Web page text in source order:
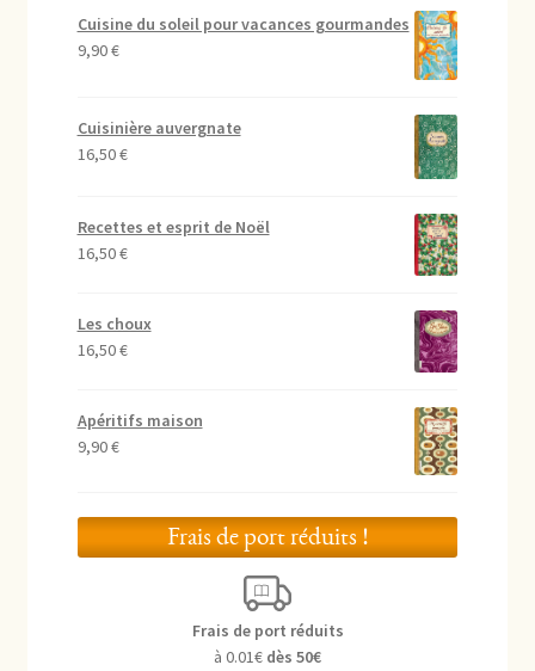
Cuisine du soleil pour vacances gourmandes
9,90€
Cuisinière auvergnate
16,50€
Recettes et esprit de Noël
16,50€
Les choux
16,50€
Apéritifs maison
9,90€
Frais de port réduits !
Frais de port réduits
à 0.01€ dès 50€